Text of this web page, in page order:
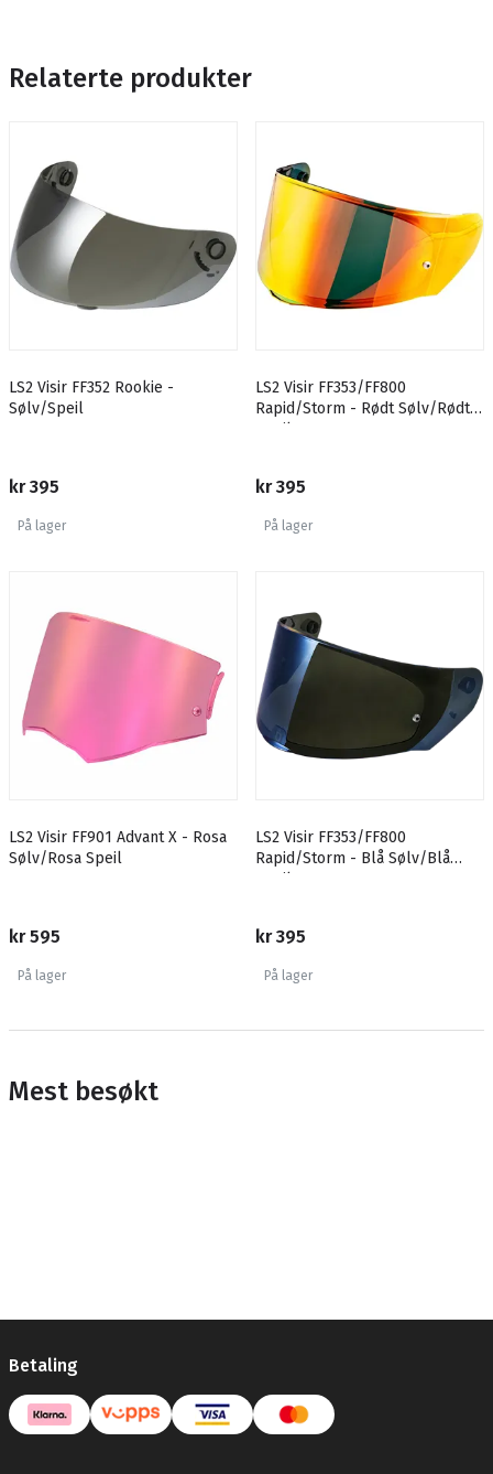
Relaterte produkter
LS2 Visir FF352 Rookie -
Sølv/Speil
kr 395
På lager
LS2 Visir FF353/FF800
Rapid/Storm - Rødt Sølv/Rødt
Speil
kr 395
På lager
LS2 Visir FF901 Advant X - Rosa
Sølv/Rosa Speil
kr 595
På lager
LS2 Visir FF353/FF800
Rapid/Storm - Blå Sølv/Blå
Speil
kr 395
På lager
Mest besøkt
Betaling